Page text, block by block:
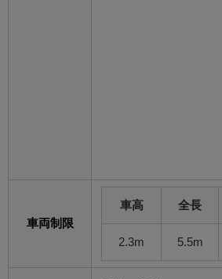
車両制限
車高 全長
2.3m 5.5m